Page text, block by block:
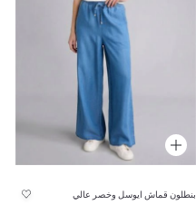
بنطلون قماش ايوسل وخصر عالي